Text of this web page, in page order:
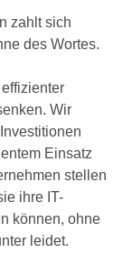
zahlt sich
des Wortes.
Wir
Einsatz
stellen
ihre IT-
können, ohne
leidet.